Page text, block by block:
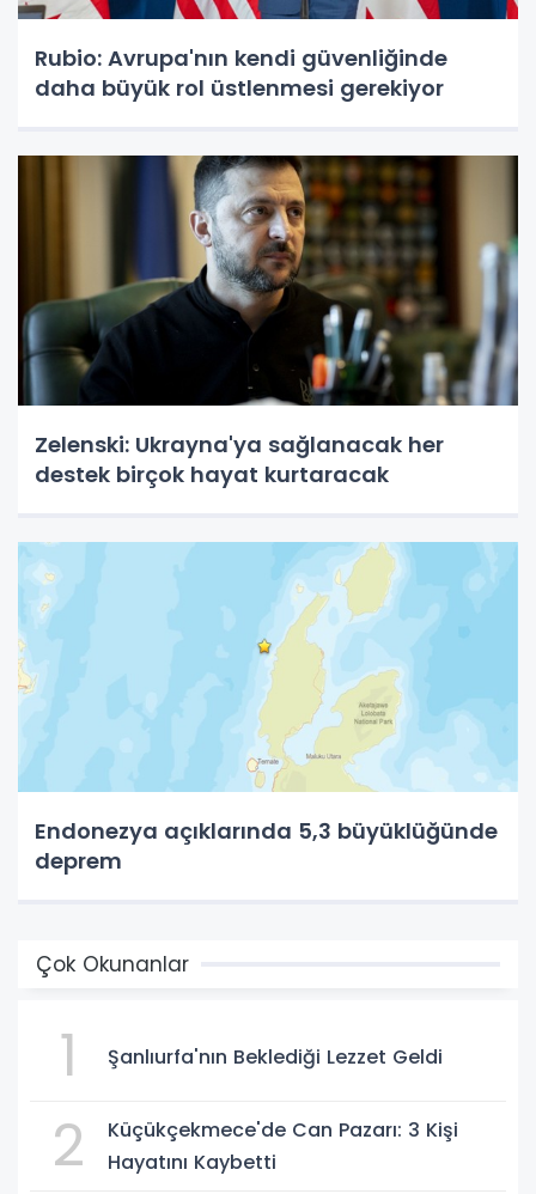
Rubio: Avrupa'nın kendi güvenliğinde
daha büyük rol üstlenmesi gerekiyor
Zelenski: Ukrayna'ya sağlanacak her
destek birçok hayat kurtaracak
Endonezya açıklarında 5,3 büyüklüğünde
deprem
Çok Okunanlar
1 Şanlıurfa'nın Beklediği Lezzet Geldi
2
Küçükçekmece'de Can Pazarı: 3 Kişi
Hayatını Kaybetti